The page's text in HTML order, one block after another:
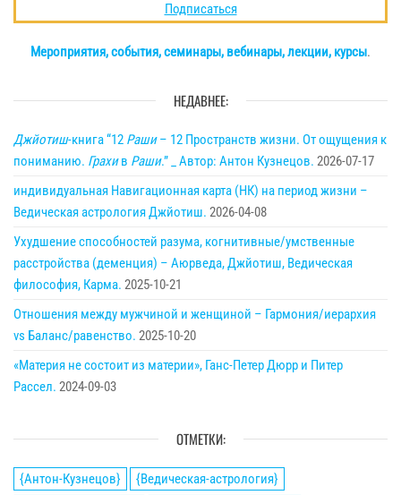
Подписаться
Мероприятия, события, семинары, вебинары, лекции, курсы.
НЕДАВНЕЕ:
Джйотиш-книга “12 Раши– 12 Пространств жизни. От ощущения к
пониманию. Грахив Раши.” _ Автор: Антон Кузнецов. 2026-07-17
индивидуальная Навигационная карта (НК) на период жизни –
Ведическая астрология Джйотиш. 2026-04-08
Ухудшение способностей разума, когнитивные/умственные
расстройства (деменция) – Аюрведа, Джйотиш, Ведическая
философия, Карма. 2025-10-21
Отношения между мужчиной и женщиной – Гармония/иерархия
vs Баланс/равенство. 2025-10-20
«Материя не состоит из материи», Ганс-Петер Дюрр и Питер
Рассел. 2024-09-03
ОТМЕТКИ:
{Антон-Кузнецов}
{Ведическая-астрология}